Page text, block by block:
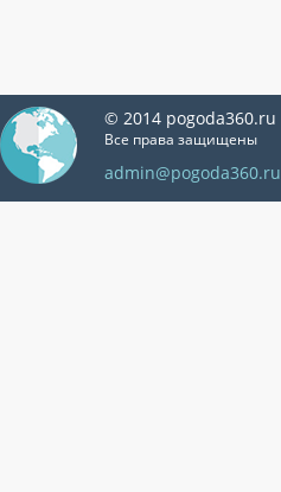
© 2014 pogoda360.ru
Все права защищены
admin@pogoda360.ru